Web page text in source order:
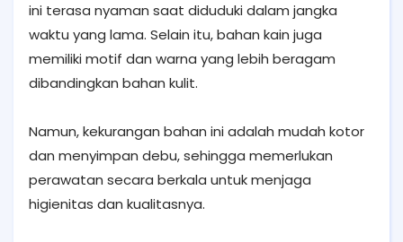
ini terasa nyaman saat diduduki dalam jangka
waktu yang lama. Selain itu, bahan kain juga
memiliki motif dan warna yang lebih beragam
dibandingkan bahan kulit.
Namun, kekurangan bahan ini adalah mudah kotor
dan menyimpan debu, sehingga memerlukan
perawatan secara berkala untuk menjaga
higienitas dan kualitasnya.